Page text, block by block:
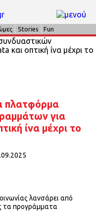
Stories Fun
πλατφόρμα
για
ίνα μέχρι το
λανσάρει από
τα προγράμματα